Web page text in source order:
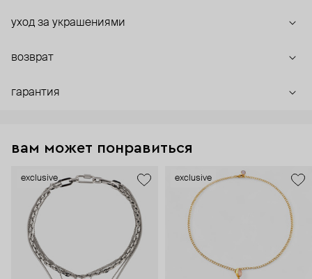
уход за украшениями
возврат
гарантия
вам может понравиться
exclusive exclusive